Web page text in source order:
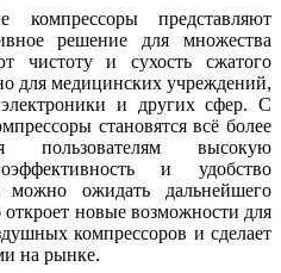
компрессоры представляют
решение для множества
чистоту и сухость сжатого
для медицинских учреждений,
и других сфер. С
становятся всё более
пользователям высокую
и удобство
ожидать дальнейшего
откроет новые возможности для
компрессоров и сделает
на рынке.